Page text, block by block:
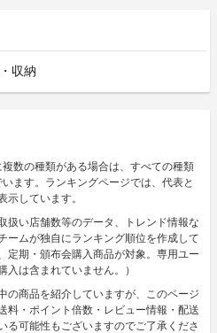
収納
数の種類がある場合は、すべての種類
ます。ランキングページでは、代表と
示しています。
扱い店舗数等のデータ、トレンド情報な
ームが独自にランキング順位を作成して
定期・頒布会購入商品が対象。専用ユー
は含まれていません。）
の商品を紹介していますが、このページ
料・ポイント倍数・レビュー情報・配送
る可能性もございますのでご了承くださ